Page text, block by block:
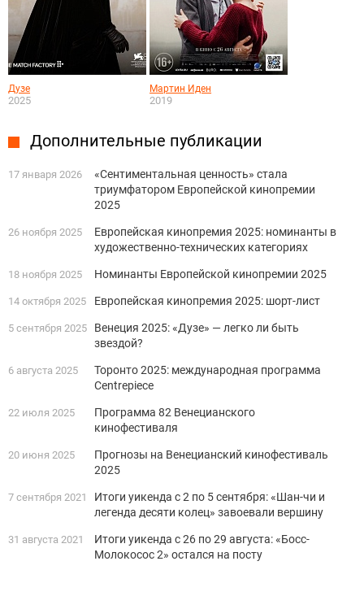
Дузе
2025
Мартин Иден
2019
Дополнительные публикации
17 января 2026
«Сентиментальная ценность» стала
триумфатором Европейской кинопремии
2025
26 ноября 2025
Европейская кинопремия 2025: номинанты в
художественно-технических категориях
18 ноября 2025 Номинанты Европейской кинопремии 2025
14 октября 2025 Европейская кинопремия 2025: шорт-лист
5 сентября 2025
Венеция 2025: «Дузе» — легко ли быть
звездой?
6 августа 2025
Торонто 2025: международная программа
Centrepiece
22 июля 2025
Программа 82 Венецианского
кинофестиваля
20 июня 2025
Прогнозы на Венецианский кинофестиваль
2025
7 сентября 2021
Итоги уикенда с 2 по 5 сентября: «Шан-чи и
легенда десяти колец» завоевали вершину
31 августа 2021
Итоги уикенда с 26 по 29 августа: «Босс-
Молокосос 2» остался на посту